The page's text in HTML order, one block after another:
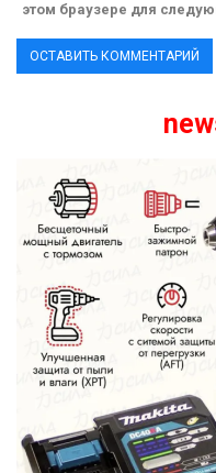
этом браузере для